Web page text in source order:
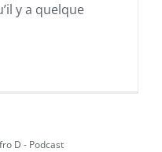
y a quelque
D - Podcast